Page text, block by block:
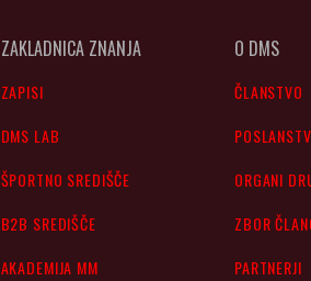
ZAKLADNICA ZNANJA
ZAPISI
DMS LAB
ŠPORTNO SREDIŠČE
B2B SREDIŠČE
AKADEMIJA MM
O DMS
ČLANSTVO
ORGANI
ZBOR
PARTNERJI